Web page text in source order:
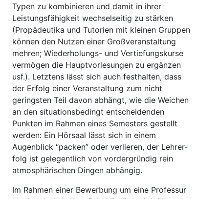
Typen zu kombinieren und damit in ihrer
Leistungsfähigkeit wechselseitig zu stärken
(Propädeutika und Tutorien mit kleinen Gruppen
können den Nutzen einer Großveranstaltung
mehren; Wiederholungs- und Vertiefungskurse
vermögen die Hauptvorlesungen zu ergänzen
usf.). Letztens lässt sich auch festhalten, dass
der Erfolg einer Veranstaltung zum nicht
geringsten Teil davon abhängt, wie die Weichen
an den situationsbedingt entscheidenden
Punkten im Rahmen eines Semesters ge­stellt
werden: Ein Hörsaal lässt sich in einem
Augenblick “packen” oder verlieren, der Lehrer­
folg ist gelegentlich von vordergründig rein
atmosphärischen Dingen abhängig.
Im Rahmen einer Bewerbung um eine Professur